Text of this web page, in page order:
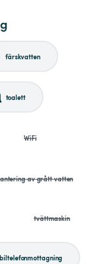
färskvatten
toalett
WiFi
av grått vatten
tvättmaskin